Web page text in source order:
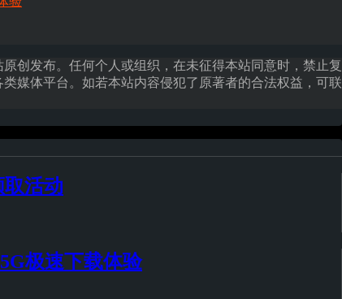
创发布。任何个人或组织，在未征得本站同意时，禁止复
媒体平台。如若本站内容侵犯了原著者的合法权益，可联
活动
极速下载体验